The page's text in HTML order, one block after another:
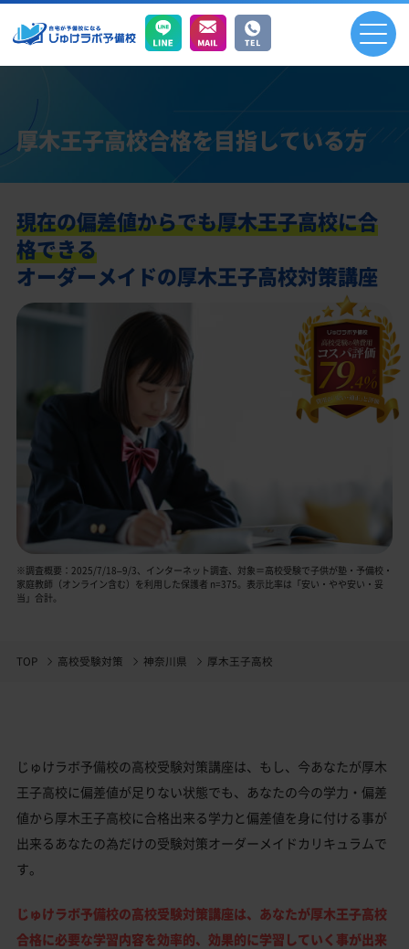
厚木王子高校合格を目指している方
現在の偏差値からでも厚木王子高校に合
格できる
オーダーメイドの厚木王子高校対策講座
※調査概要：2025/7/18–9/3、インターネット調査、対象＝高校受験で子供が塾・予備校・
家庭教師（オンライン含む）を利用した保護者 n=375。表示比率は「安い・やや安い・妥
当」合計。
TOP 高校受験対策 神奈川県 厚木王子高校
じゅけラボ予備校の高校受験対策講座は、もし、今あなたが厚木
王子高校に偏差値が足りない状態でも、あなたの今の学力・偏差
値から厚木王子高校に合格出来る学力と偏差値を身に付ける事が
出来るあなたの為だけの受験対策オーダーメイドカリキュラムで
す。
じゅけラボ予備校の高校受験対策講座は、あなたが厚木王子高校
合格に必要な学習内容を効率的、効果的に学習していく事が出来